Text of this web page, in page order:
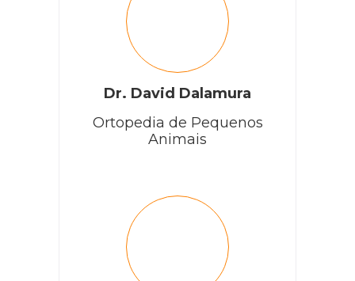
Dr. David Dalamura
Ortopedia de Pequenos
Animais